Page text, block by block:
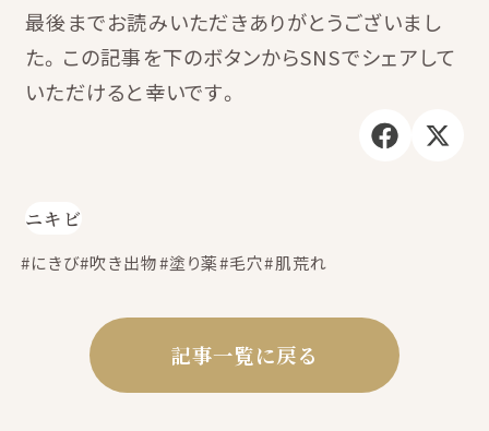
最後までお読みいただきありがとうございまし
た。この記事を下のボタンからSNSでシェアして
いただけると幸いです。
ニキビ
#にきび#吹き出物#塗り薬#毛穴#肌荒れ
記事一覧に戻る